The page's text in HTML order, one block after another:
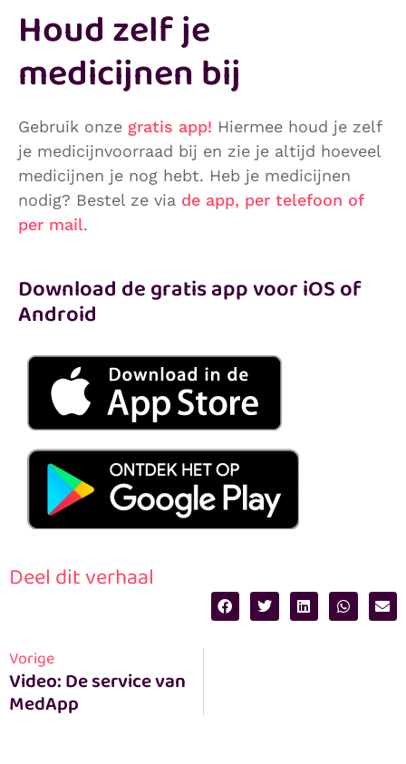
Houd zelf je
medicijnen bij
Gebruik onze gratis app! Hiermee houd je zelf
je medicijnvoorraad bij en zie je altijd hoeveel
medicijnen je nog hebt. Heb je medicijnen
nodig? Bestel ze via de app, per telefoon of
per mail.
Download de gratis app voor iOS of
Android
Deel dit verhaal
Vorige
Video: De service van
MedApp